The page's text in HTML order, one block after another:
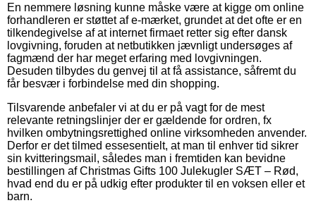
En nemmere løsning kunne måske være at kigge om online
forhandleren er støttet af e-mærket, grundet at det ofte er en
tilkendegivelse af at internet firmaet retter sig efter dansk
lovgivning, foruden at netbutikken jævnligt undersøges af
fagmænd der har meget erfaring med lovgivningen.
Desuden tilbydes du genvej til at få assistance, såfremt du
får besvær i forbindelse med din shopping.
Tilsvarende anbefaler vi at du er på vagt for de mest
relevante retningslinjer der er gældende for ordren, fx
hvilken ombytningsrettighed online virksomheden anvender.
Derfor er det tilmed essesentielt, at man til enhver tid sikrer
sin kvitteringsmail, således man i fremtiden kan bevidne
bestillingen af Christmas Gifts 100 Julekugler SÆT – Rød,
hvad end du er på udkig efter produkter til en voksen eller et
barn.